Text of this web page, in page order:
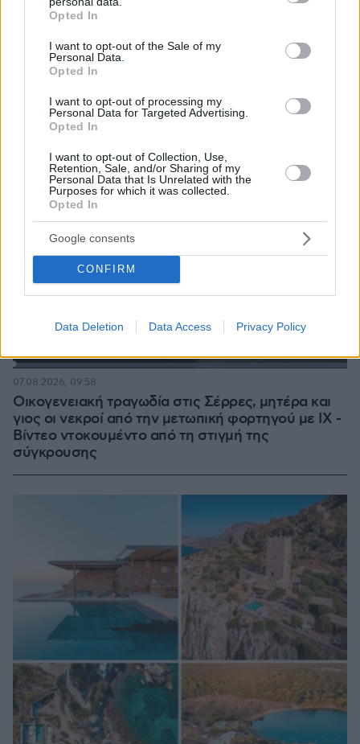
grant or deny consent to Google and its third-party tags to
use your data for below specified purposes in below Google
consent section.
Opted In
I want to opt-out of the Sale of my
Personal Data.
Opted In
I want to opt-out of processing my
Personal Data for Targeted Advertising.
Opted In
I want to opt-out of Collection, Use,
Retention, Sale, and/or Sharing of my
Personal Data that Is Unrelated with the
Purposes for which it was collected.
Opted In
Google consents
CONFIRM
Data Deletion Data Access Privacy Policy
ΤΑ ΠΙΟ ΔΗΜΟΦΙΛΗ
Loaded:
Οικογενειακή τραγωδία στις Σέρρες, μητέρα και
γιος οι νεκροί από την μετωπική φορτηγού με ΙΧ -
Βίντεο ντοκουμέντο από τη στιγμή της
σύγκρουσης
07.08.2026, 09:58